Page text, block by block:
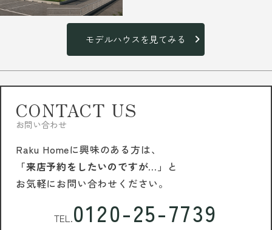
モデルハウスを見てみる
CONTACT US
お問い合わせ
Raku Homeに興味のある方は、
「来店予約をしたいのですが…」 と
お気軽にお問い合わせください。
TEL.0120-25-7739